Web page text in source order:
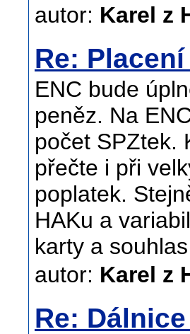
autor: Karel z
Re:
ENC bude
peněz. Na
počet SPZtek.
přečte i při
poplatek.
HAKu a
karty a
autor: Karel z
Re: